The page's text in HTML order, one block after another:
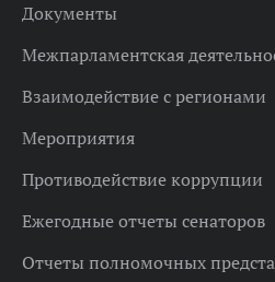
Документы
Межпарламентская
Взаимодействие с регионами
Мероприятия
Противодействие коррупции
Ежегодные отчеты сенаторов
Отчеты полномочных